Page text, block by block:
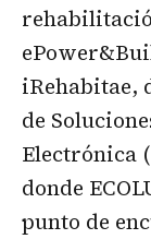
iRehabitae,
de
Electrónica
donde
punto de